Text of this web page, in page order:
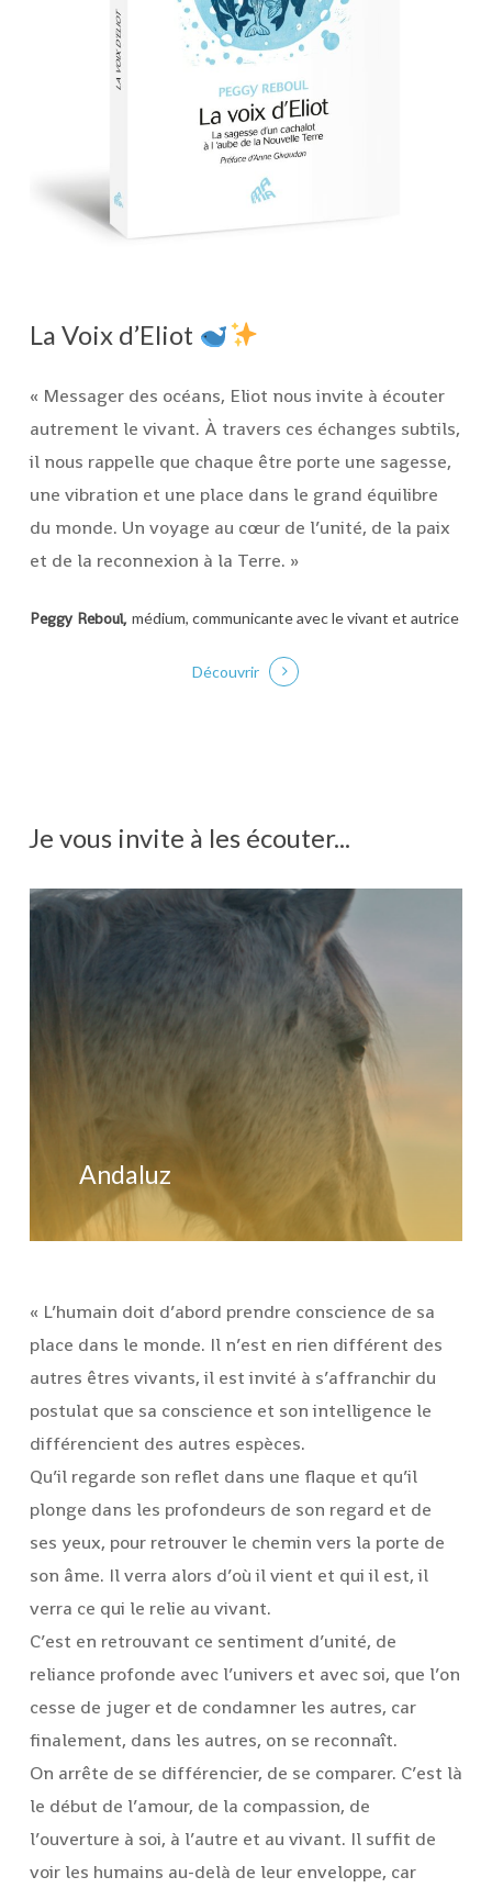
La Voix d’Eliot
« Messager des océans, Eliot nous invite à écouter
autrement le vivant. À travers ces échanges subtils,
il nous rappelle que chaque être porte une sagesse,
une vibration et une place dans le grand équilibre
du monde. Un voyage au cœur de l’unité, de la paix
et de la reconnexion à la Terre. »
Peggy Reboul, médium, communicante avec le vivant et autrice
Découvrir
Je vous invite à les écouter...
Andaluz
« L’humain doit d’abord prendre conscience de sa
place dans le monde. Il n’est en rien différent des
autres êtres vivants, il est invité à s’affranchir du
postulat que sa conscience et son intelligence le
différencient des autres espèces.
Qu’il regarde son reflet dans une flaque et qu’il
plonge dans les profondeurs de son regard et de
ses yeux, pour retrouver le chemin vers la porte de
son âme. Il verra alors d’où il vient et qui il est, il
verra ce qui le relie au vivant.
C’est en retrouvant ce sentiment d’unité, de
reliance profonde avec l’univers et avec soi, que l’on
cesse de juger et de condamner les autres, car
finalement, dans les autres, on se reconnaît.
On arrête de se différencier, de se comparer. C’est là
le début de l’amour, de la compassion, de
l’ouverture à soi, à l’autre et au vivant. Il suffit de
voir les humains au-delà de leur enveloppe, car